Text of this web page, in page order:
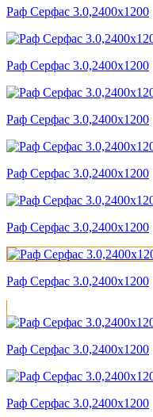
Раф Серфас 3.0,2400x1200
Раф Серфас 3.0,2400x1200
Раф Серфас 3.0,2400x1200
Раф Серфас 3.0,2400x1200
Раф Серфас 3.0,2400x1200
Раф Серфас 3.0,2400x1200
Раф Серфас 3.0,2400x1200
Раф Серфас 3.0,2400x1200